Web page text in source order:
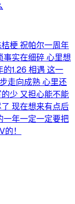
梗 祝帕尔一周年
实在细碎 心里想
1.26 相遇 这一
走向成熟 心里还
少 又担心能不能
现在想来有点后
一年一定一定要把
！